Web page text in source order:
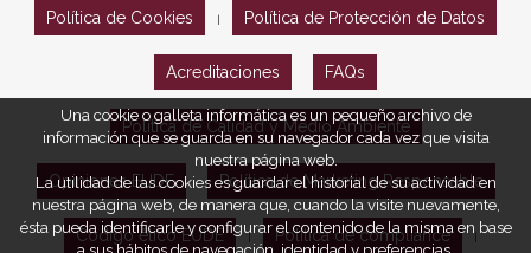
Política de Cookies Política de Protección de Datos
Acreditaciones FAQs
Política de Calidad y Medio Ambiente
Opiniones EUDE Política de Marketing Responsable
Código ético EUDE Política de compliance
Una cookie o galleta informática es un pequeño archivo de
información que se guarda en su navegador cada vez que visita
nuestra página web.
La utilidad de las cookies es guardar el historial de su actividad en
nuestra página web, de manera que, cuando la visite nuevamente,
ésta pueda identificarle y configurar el contenido de la misma en base